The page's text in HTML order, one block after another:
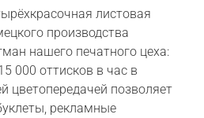
листовая
производства
нашего печатного цеха:
000 оттисков в час в
цветопередачей позволяет
рекламные